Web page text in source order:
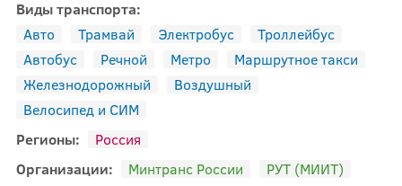
Виды транспорта:
Авто
Трамвай Электробус
Троллейбус
Автобус
Речной Метро
Маршрутное такси
Железнодорожный
Воздушный
Велосипед и СИМ
Регионы:
Россия
Организации:
Минтранс России
РУТ (МИИТ)